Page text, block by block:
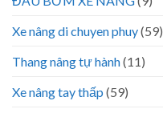
Xe nâng di chuyen phuy(59)
Thang nâng tự hành(11)
Xe nâng tay thấp (59)